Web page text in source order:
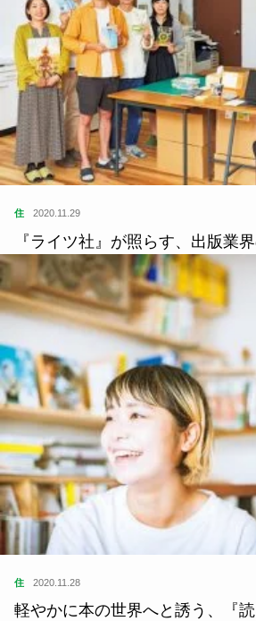
住 2020.11.29
『ライツ社』が照らす、出版業
住 2020.11.28
軽やかに本の世界へと誘う、『読